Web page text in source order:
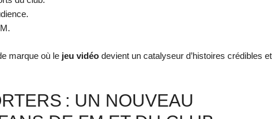
marque où le jeu vidéo devient un catalyseur d’histoires crédibles et
: UN NOUVEAU